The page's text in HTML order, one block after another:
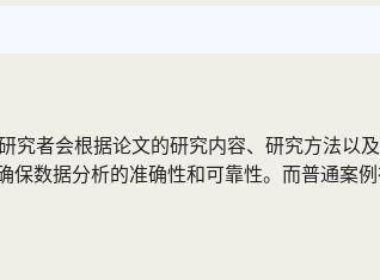
究者会根据论文的研究内容、研究方法
数据分析的准确性和可靠性。而普通